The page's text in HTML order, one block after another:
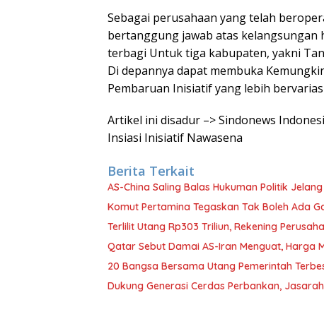
Sebagai perusahaan yang telah
bertanggung jawab atas kelangsungan
terbagi Untuk tiga kabupaten, yakni
Di depannya dapat membuka
Pembaruan Inisiatif yang lebih
Artikel ini disadur –> Sindonews
Insiasi Inisiatif Nawasena
Berita Terkait
AS-China Saling Balas Hukuman Politik
Komut Pertamina Tegaskan Tak Boleh Ada
Terlilit Utang Rp303 Triliun, Rekening
Qatar Sebut Damai AS-Iran Menguat, Harga
20 Bangsa Bersama Utang Pemerintah
Dukung Generasi Cerdas Perbankan,